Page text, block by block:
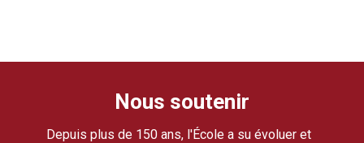
Nous soutenir
Depuis plus de 150 ans, l'École a su évoluer et